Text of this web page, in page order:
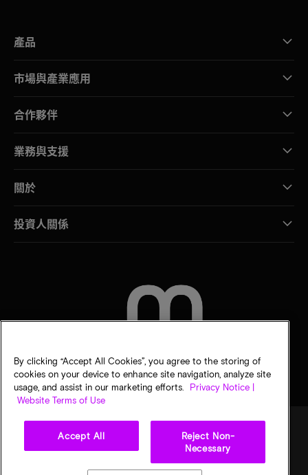
產品
市場與產業應用
合作夥伴
業務與支援
關於
投資人關係
By clicking “Accept All Cookies”, you agree to the storing of
cookies on your device to enhance site navigation, analyze site
usage, and assist in our marketing efforts.
Privacy Notice |
Website Terms of Use
Accept All
Reject Non-
Necessary